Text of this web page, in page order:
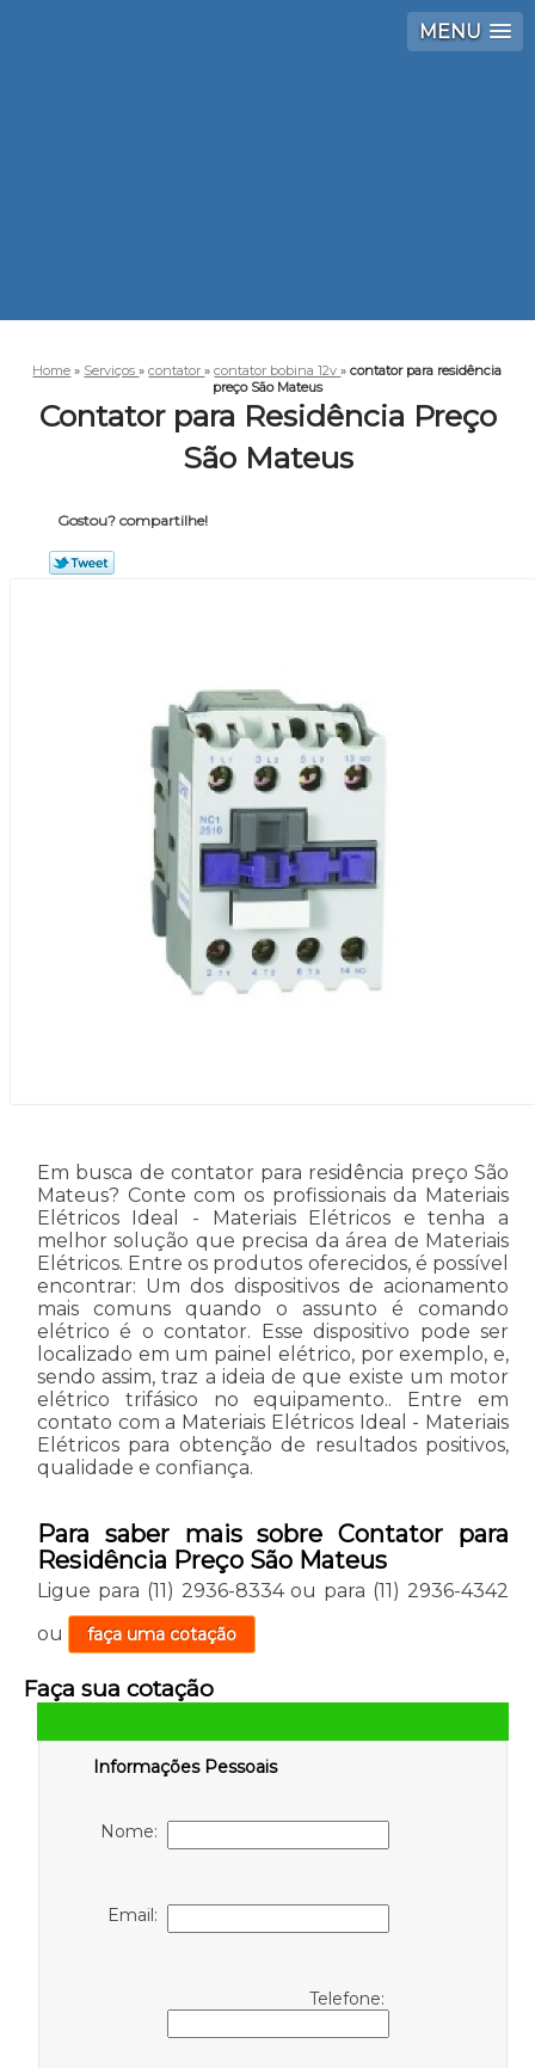
MENU
Home » Serviços»contator»contator bobina 12v»contator para residência
preço São Mateus
Contator para Residência Preço
São Mateus
Gostou? compartilhe!
Em busca de contator para residência preço São
Mateus? Conte com os profissionais da Materiais
Elétricos Ideal - Materiais Elétricos e tenha a
melhor solução que precisa da área de Materiais
Elétricos. Entre os produtos oferecidos, é possível
encontrar: Um dos dispositivos de acionamento
mais comuns quando o assunto é comando
elétrico é o contator. Esse dispositivo pode ser
localizado em um painel elétrico, por exemplo, e,
sendo assim, traz a ideia de que existe um motor
elétrico trifásico no equipamento.. Entre em
contato com a Materiais Elétricos Ideal - Materiais
Elétricos para obtenção de resultados positivos,
qualidade e confiança.
Para saber mais sobre Contator para
Residência Preço São Mateus
Ligue para (11) 2936-8334ou para (11) 2936-4342
ou
faça uma cotação
Faça sua cotação
Informações Pessoais
Nome:
Email:
Telefone: